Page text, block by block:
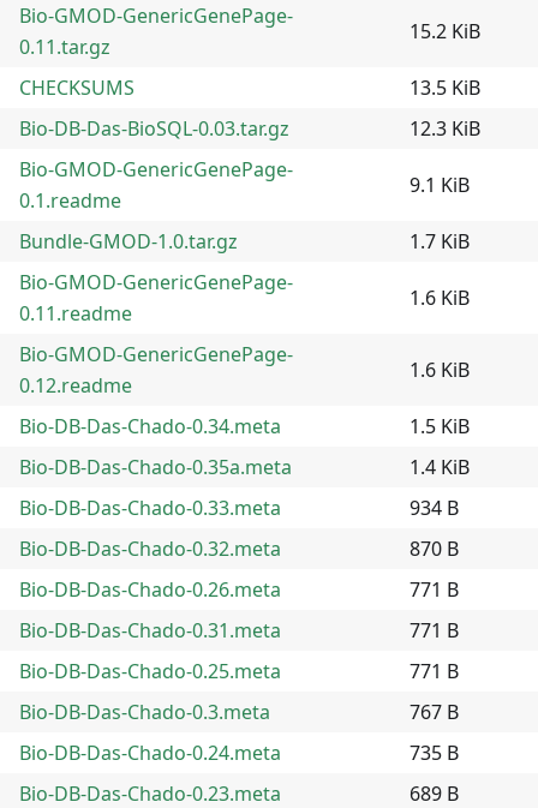
Bio-GMOD-GenericGenePage-
0.11.tar.gz
15.2 KiB
CHECKSUMS
13.5 KiB
Bio-DB-Das-BioSQL-0.03.tar.gz
12.3 KiB
Bio-GMOD-GenericGenePage-
0.1.readme
9.1 KiB
Bundle-GMOD-1.0.tar.gz
1.7 KiB
Bio-GMOD-GenericGenePage-
0.11.readme
1.6 KiB
Bio-GMOD-GenericGenePage-
0.12.readme
1.6 KiB
Bio-DB-Das-Chado-0.34.meta
1.5 KiB
Bio-DB-Das-Chado-0.35a.meta
1.4 KiB
Bio-DB-Das-Chado-0.33.meta
934 B
Bio-DB-Das-Chado-0.32.meta
870 B
Bio-DB-Das-Chado-0.26.meta
771 B
Bio-DB-Das-Chado-0.31.meta
771 B
Bio-DB-Das-Chado-0.25.meta
771 B
Bio-DB-Das-Chado-0.3.meta
767 B
Bio-DB-Das-Chado-0.24.meta
735 B
Bio-DB-Das-Chado-0.23.meta
689 B